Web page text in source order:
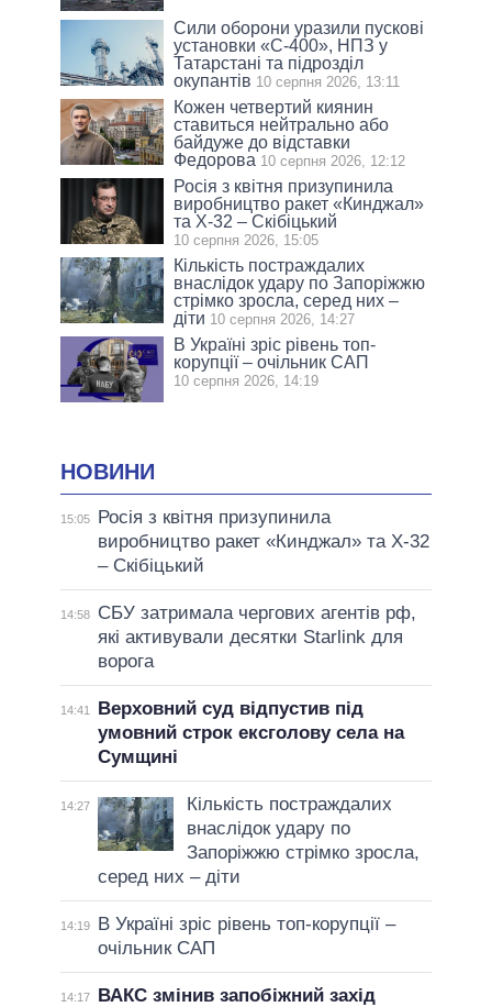
Сили оборони уразили пускові
установки «С-400», НПЗ у
Татарстані та підрозділ
окупантів 10 серпня 2026, 13:11
Кожен четвертий киянин
ставиться нейтрально або
байдуже до відставки
Федорова 10 серпня 2026, 12:12
Росія з квітня призупинила
виробництво ракет «Кинджал»
та Х-32 – Скібіцький
10 серпня 2026, 15:05
Кількість постраждалих
внаслідок удару по Запоріжжю
стрімко зросла, серед них –
діти 10 серпня 2026, 14:27
В Україні зріс рівень топ-
корупції – очільник САП
10 серпня 2026, 14:19
НОВИНИ
15:05
Росія з квітня призупинила
виробництво ракет «Кинджал» та Х-32
– Скібіцький
14:58
СБУ затримала чергових агентів рф,
які активували десятки Starlink для
ворога
14:41
Верховний суд відпустив під
умовний строк ексголову села на
Сумщині
14:27
Кількість постраждалих
внаслідок удару по
Запоріжжю стрімко зросла,
серед них – діти
14:19
В Україні зріс рівень топ-корупції –
очільник САП
14:17
ВАКС змінив запобіжний захід